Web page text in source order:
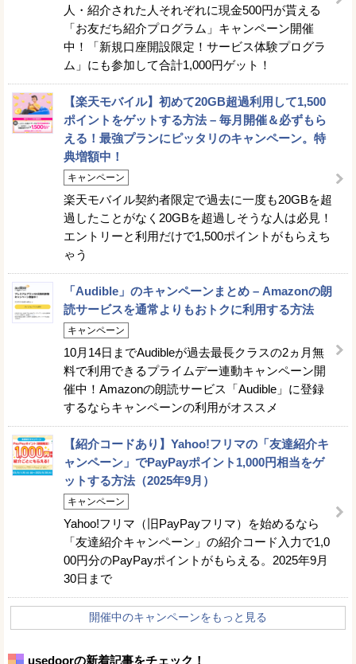
人・紹介された人それぞれに現金500円が貰える
「お友だち紹介プログラム」キャンペーン開催
中！「新規口座開設限定！サービス体験プログラ
ム」にも参加して合計1,000円ゲット！
【楽天モバイル】初めて20GB超過利用して1,500
ポイントをゲットする方法 – 毎月開催＆必ずもら
える！最強プランにピッタリのキャンペーン。特
典増額中！
キャンペーン
楽天モバイル契約者限定で過去に一度も20GBを超
過したことがなく20GBを超過しそうな人は必見！
エントリーと利用だけで1,500ポイントがもらえち
ゃう
「Audible」のキャンペーンまとめ – Amazonの朗
読サービスを通常よりもおトクに利用する方法
キャンペーン
10月14日までAudibleが過去最長クラスの2ヵ月無
料で利用できるプライムデー連動キャンペーン開
催中！Amazonの朗読サービス「Audible」に登録
するならキャンペーンの利用がオススメ
【紹介コードあり】Yahoo!フリマの「友達紹介キ
ャンペーン」でPayPayポイント1,000円相当をゲ
ットする方法（2025年9月）
キャンペーン
Yahoo!フリマ（旧PayPayフリマ）を始めるなら
「友達紹介キャンペーン」の紹介コード入力で1,0
00円分のPayPayポイントがもらえる。2025年9月
30日まで
開催中のキャンペーンをもっと見る
usedoorの新着記事をチェック！